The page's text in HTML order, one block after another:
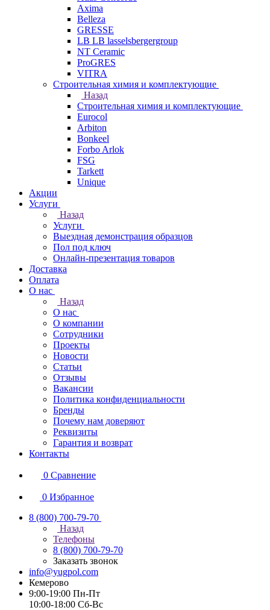
Axima
Belleza
GRESSE
LB LB lasselsbergergroup
NT Ceramic
ProGRES
VITRA
Строительная химия и комплектующие
Назад
Строительная химия и комплектующие
Eurocol
Arbiton
Bonkeel
Forbo Arlok
FSG
Tarkett
Unique
Акции
Услуги
Назад
Услуги
Выездная демонстрация образцов
Пол под ключ
Онлайн-презентация товаров
Доставка
Оплата
О нас
Назад
О нас
О компании
Сотрудники
Проекты
Новости
Статьи
Отзывы
Вакансии
Политика конфиденциальности
Бренды
Почему нам доверяют
Реквизиты
Гарантия и возврат
Контакты
0 Сравнение
0 Избранное
8 (800) 700-79-70
Назад
Телефоны
8 (800) 700-79-70
Заказать звонок
info@yugpol.com
Кемерово
9:00-19:00 Пн-Пт
10:00-18:00 Cб-Вс